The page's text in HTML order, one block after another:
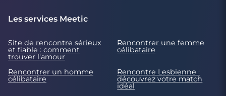
Les services Meetic
Site de rencontre sérieux
et fiable : comment
trouver l'amour
Rencontrer une femme
célibataire
Rencontrer un homme
célibataire
Rencontre Lesbienne :
découvrez votre match
idéal